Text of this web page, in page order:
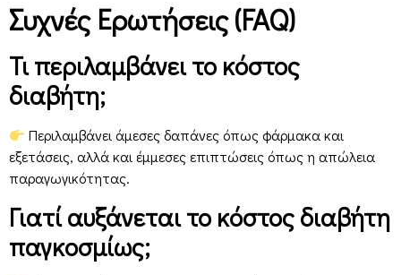
Συχνές Ερωτήσεις (FAQ)
Τι περιλαμβάνει το κόστος
διαβήτη;
Περιλαμβάνει άμεσες δαπάνες όπως φάρμακα και
εξετάσεις, αλλά και έμμεσες επιπτώσεις όπως η απώλεια
παραγωγικότητας.
Γιατί αυξάνεται το κόστος διαβήτη
παγκοσμίως;